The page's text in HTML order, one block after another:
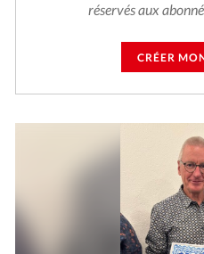
réservés aux
CRÉER